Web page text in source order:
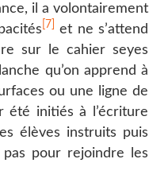
il a volontairement
[7]
et ne s’attend
sur le cahier seyes
qu’on apprend à
ou une ligne de
été initiés à l’écriture
élèves instruits puis
pour rejoindre les